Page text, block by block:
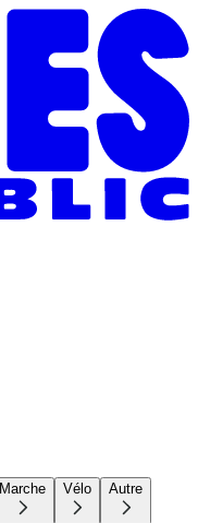
Marche Vélo Autre